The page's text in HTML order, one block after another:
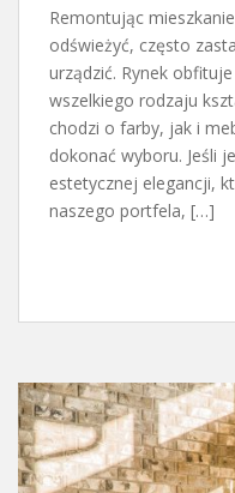
Remontując
odświeżyć, często
urządzić. Rynek
wszelkiego rodzaju
chodzi o farby, jak i
dokonać wyboru. Jeśli
estetycznej elegancji,
naszego portfela, […]